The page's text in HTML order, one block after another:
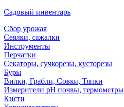
Садовый инвентарь
Сбор урожая
Сеялки, сажалки
Инструменты
Перчатки
Секаторы, сучкорезы, кусторезы
Буры
Вилки, Грабли, Совки, Тяпки
Измерители pH почвы, термометры
Кисти